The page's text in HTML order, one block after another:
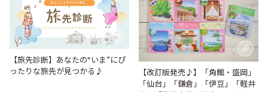
【旅先診断】あなたの“いま”にぴ
ったりな旅先が見つかる♪
【改訂版発売♪】「角館・盛岡」
「仙台」「鎌倉」「伊豆」「軽井